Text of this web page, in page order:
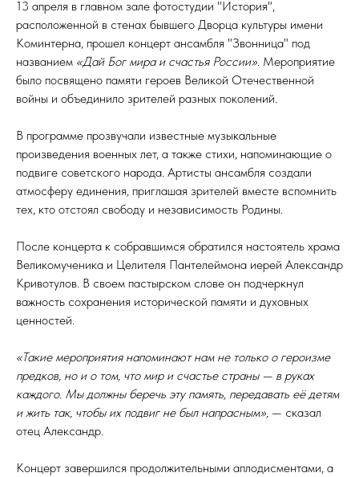
13 апреля в главном зале фотостудии "История",
расположенной в стенах бывшего Дворца культуры имени
Коминтерна, прошел концерт ансамбля "Звонница" под
названием «Дай Бог мира и счастья России». Мероприятие
было посвящено памяти героев Великой Отечественной
войны и объединило зрителей разных поколений.
В программе прозвучали известные музыкальные
произведения военных лет, а также стихи, напоминающие о
подвиге советского народа. Артисты ансамбля создали
атмосферу единения, приглашая зрителей вместе вспомнить
тех, кто отстоял свободу и независимость Родины.
После концерта к собравшимся обратился настоятель храма
Великомученика и Целителя Пантелеймона иерей Александр
Кривотулов. В своем пастырском слове он подчеркнул
важность сохранения исторической памяти и духовных
ценностей.
«Такие мероприятия напоминают нам не только о героизме
предков, но и о том, что мир и счастье страны — в руках
каждого. Мы должны беречь эту память, передавать её детям
и жить так, чтобы их подвиг не был напрасным», — сказал
отец Александр.
Концерт завершился продолжительными аплодисментами, а